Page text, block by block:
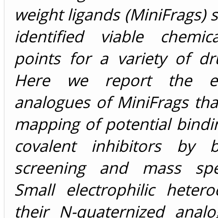
weight ligands (MiniFrags)
identified viable
points for a variety of
Here we report the
analogues of MiniFrags
mapping of potential
covalent inhibitors by
screening and mass
Small electrophilic
their N-quaternized